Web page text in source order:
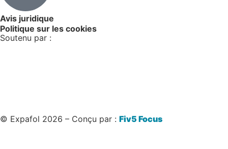
Avis juridique
Politique sur les cookies
Soutenu par :
© Expafol 2026 – Conçu par : Fiv5 Focus